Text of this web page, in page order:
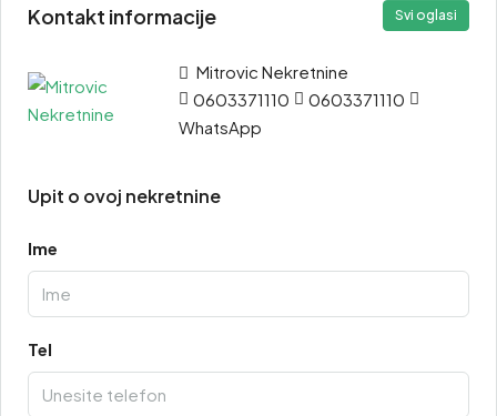
Kontakt informacije Svi oglasi
Mitrovic Nekretnine
0603371110
0603371110
WhatsApp
Upit o ovoj nekretnine
Ime
Tel